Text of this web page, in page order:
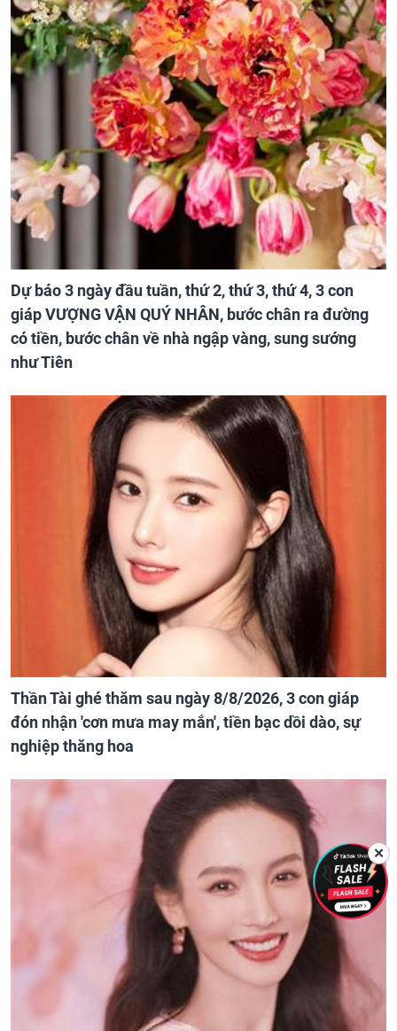
Dự báo 3 ngày đầu tuần, thứ 2, thứ 3, thứ 4, 3 con
giáp VƯỢNG VẬN QUÝ NHÂN, bước chân ra đường
có tiền, bước chân về nhà ngập vàng, sung sướng
như Tiên
Thần Tài ghé thăm sau ngày 8/8/2026, 3 con giáp
đón nhận 'cơn mưa may mắn', tiền bạc dồi dào, sự
nghiệp thăng hoa
✕